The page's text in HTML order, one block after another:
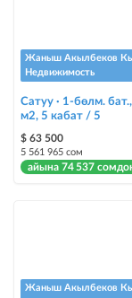
@house_kg
жайгаштыруу +
Түс менен
жарыялардын
бөлүмүндө
Жаныш Акылбеков
Недвижимость
Сатуу · 1-бөлм.
м2, 5 кабат / 5
$ 63 500
5 561 965 сом
айына 74 537
Жаныш Акылбеков